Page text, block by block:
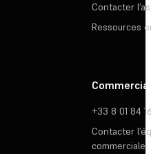
Contacter
Ressources
Commercial
+33 8 01 84
Contacter
commerciale